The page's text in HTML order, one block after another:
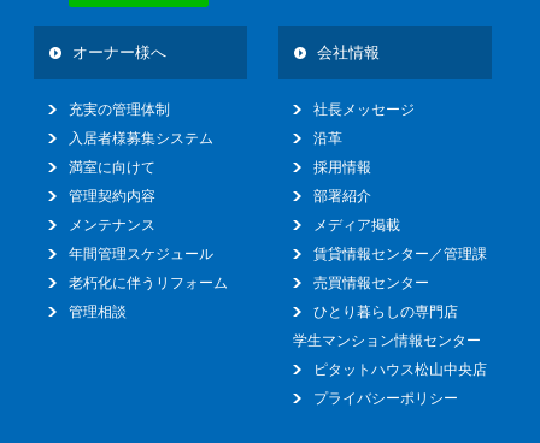
オーナー様へ
充実の管理体制
入居者様募集システム
満室に向けて
管理契約内容
メンテナンス
年間管理スケジュール
老朽化に伴うリフォーム
管理相談
会社情報
社長メッセージ
沿革
採用情報
部署紹介
メディア掲載
賃貸情報センター／管理課
売買情報センター
ひとり暮らしの専門店
学生マンション情報センター
ピタットハウス松山中央店
プライバシーポリシー